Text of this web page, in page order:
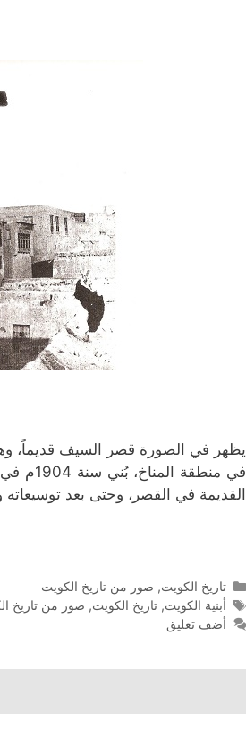
يظهر في الصورة قصر السيف قديماً،
في
القديمة في القصر، وحتى بعد
التصنيفات
تاريخ الكويت, صور من تاريخ الكويت
الوسوم
أبنية الكويت, تاريخ الكويت, صور من تاريخ
أضف تعليق